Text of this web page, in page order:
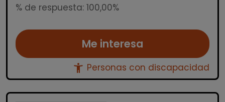
% de respuesta: 100,00%
Me interesa
accessibility_new Personas con discapacidad